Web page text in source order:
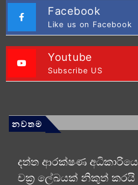
Facebook
Like us on Facebook
Youtube
Subscribe US
නවතම
දත්ත ආරක්ෂණ
චක්‍ර ලේඛයක් නිකුත් කරයි